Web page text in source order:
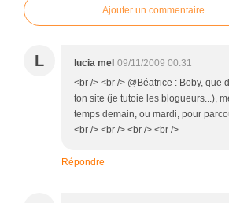
Ajouter un commentaire
L lucia mel 09/11/2009 00:31
<br /> <br /> @Béatrice : Boby, que
ton site (je tutoie les blogueurs...),
temps demain, ou mardi, pour
<br /> <br /> <br /> <br />
Répondre